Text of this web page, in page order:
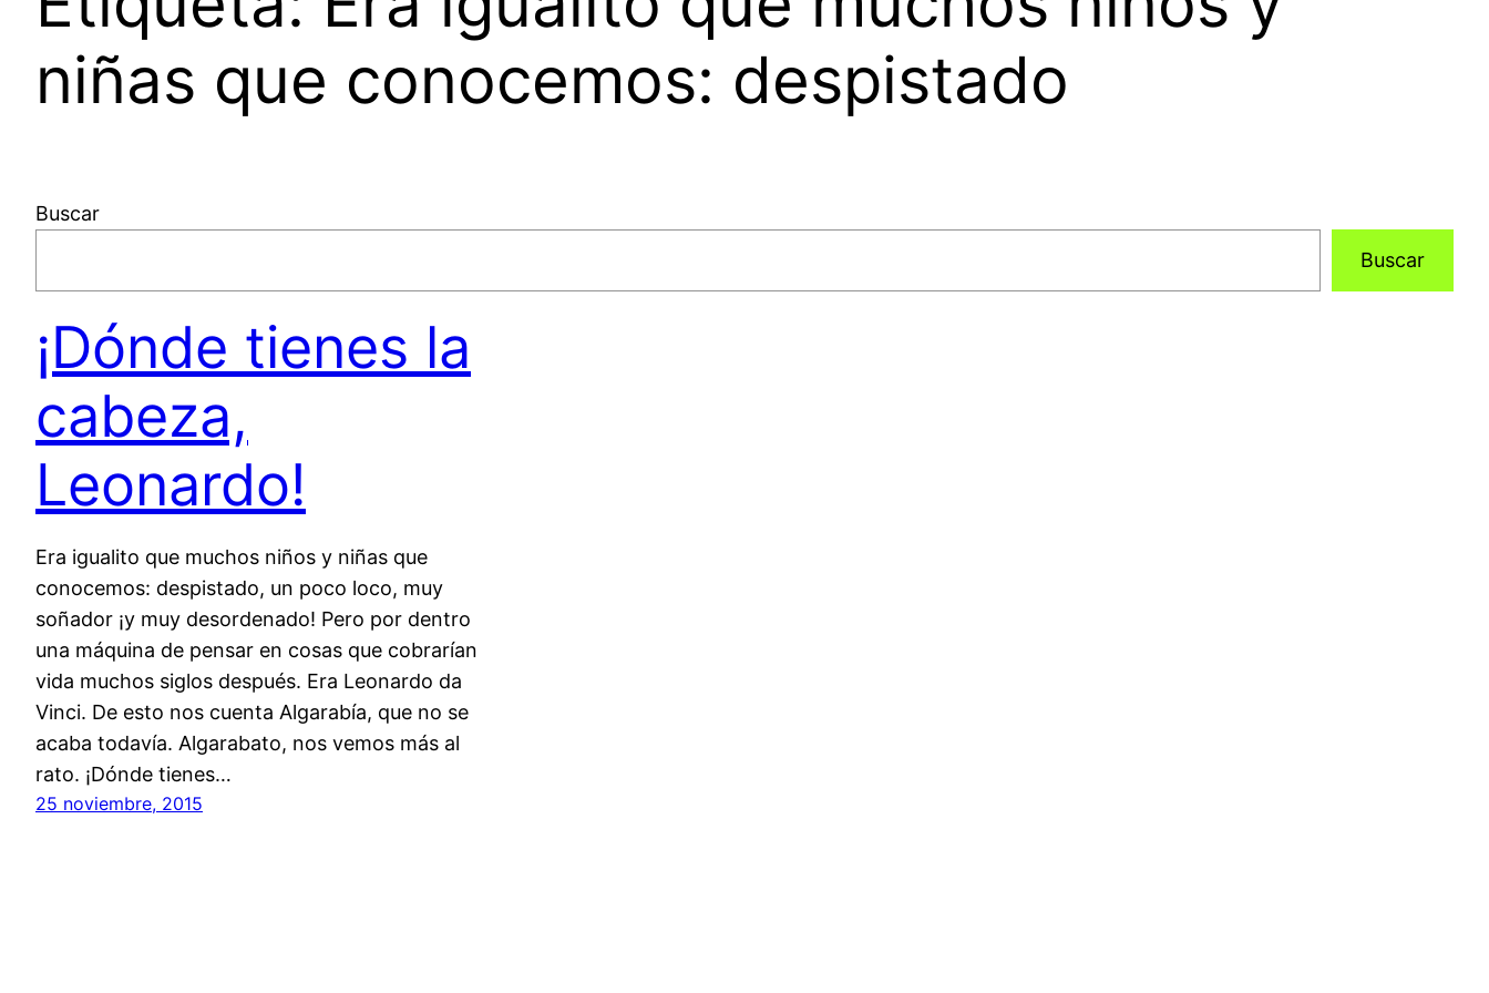
niñas que conocemos: despistado
Buscar
Buscar
¡Dónde tienes la
cabeza,
Leonardo!
Era igualito que muchos niños y niñas que
conocemos: despistado, un poco loco, muy
soñador ¡y muy desordenado! Pero por dentro
una máquina de pensar en cosas que cobrarían
vida muchos siglos después. Era Leonardo da
Vinci. De esto nos cuenta Algarabía, que no se
acaba todavía. Algarabato, nos vemos más al
rato. ¡Dónde tienes…
25 noviembre, 2015